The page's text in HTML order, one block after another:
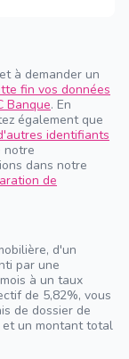
à demander un
fin vos données
Banque. En
également que
identifiants
notre
dans notre
de
d'un
par une
à un taux
de 5,82%, vous
de dossier de
et un montant total